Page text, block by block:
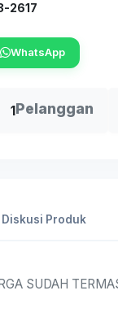
2617
WhatsApp
1Pelanggan
Diskusi Produk
SUDAH